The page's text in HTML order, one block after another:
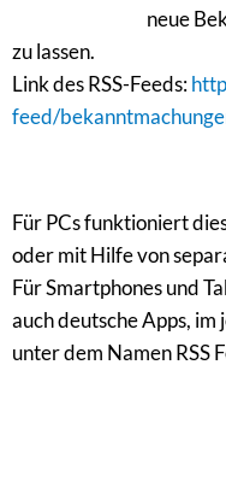
neue
zu lassen.
Link des RSS-Feeds:
feed/
Für PCs funktioniert
oder mit Hilfe von
Für Smartphones und
auch deutsche Apps, im
unter dem Namen RSS